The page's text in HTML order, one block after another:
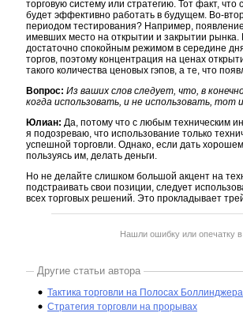
торговую систему или стратегию. Тот факт,
будет эффективно работать в будущем. Во-
периодом тестирования? Например,
имевших место на открытии и закрытии
достаточно спокойным режимом в середине
торгов, поэтому концентрация на ценах
такого количества ценовых гэпов, а те, что
Вопрос: Из ваших слов следует, что, в
когда использовать, и не использовать, тот
Юлиан: Да, потому что с любым техническим
я подозреваю, что использование только
успешной торговли. Однако, если дать
пользуясь им, делать деньги.
Но не делайте слишком большой акцент на
подстраивать свои позиции, следует
всех торговых решений. Это прокладывает
Нашли ошибку или опечатку
Другие статьи автора
Тактика торговли на Полосах Боллинджера
Стратегия торговли на прорывах